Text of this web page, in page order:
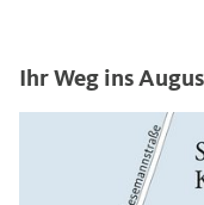
Ihr Weg ins